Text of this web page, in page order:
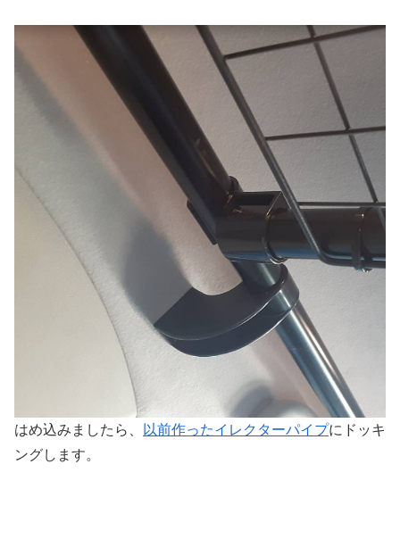
はめ込みましたら、 以前作ったイレクターパイプにドッキ
ングします。